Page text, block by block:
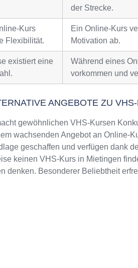
der Strecke.
Kurs
Flexibilität.
Ein Online-Kurs
Motivation ab.
existiert eine
Während eines
vorkommen und
ANGEBOTE ZU
gewöhnlichen VHS-Kursen
wachsenden Angebot an Online-
geschaffen und verfügen dank
keinen VHS-Kurs in Mietingen
denken. Besonderer Beliebtheit